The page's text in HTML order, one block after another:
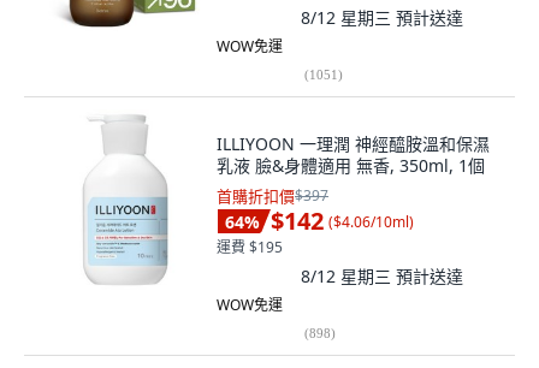
8/12 星期三 預計送達
WOW免運
(1051)
ILLIYOON 一理潤 神經醯胺溫和保濕
乳液 臉&身體適用 無香, 350ml, 1個
首購折扣價$397
64% $142 ($4.06/10ml)
運費 $195
8/12 星期三 預計送達
WOW免運
(898)